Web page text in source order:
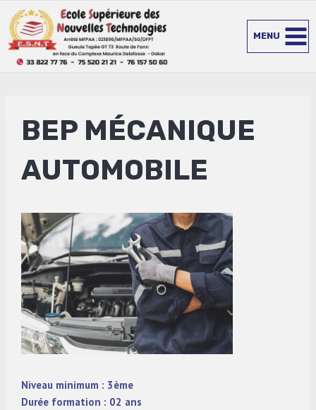
Aller
au
contenu
MENU
BEP MÉCANIQUE
AUTOMOBILE
Niveau minimum : 3ème
Durée formation : 02 ans